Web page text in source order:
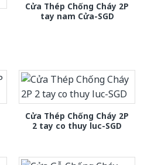
Cửa Thép Chống Cháy 2P
tay nam Cửa-SGD
Cửa Thép Chống Cháy 2P
2 tay co thuy luc-SGD